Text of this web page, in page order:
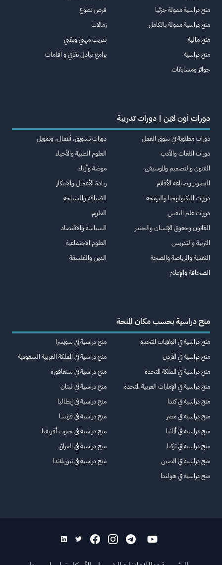
منح دراسية ممولة جزئيا
منح دراسية ممولة بالكامل
منح مالية
منح دراسية
جوائز ومسابقات
فرص تطوع
زمالات
تدريب مهني وتقني
برامج تبادل ثقافي و اقامات
دورات أون لاين | دورات تدريبة
دورات مطلوبة في سوق العمل
دورات اللغات والأدب
الفنون والتصميم والموسيقى
التصوير وصناعة الأفلام
دورات التكنولوجيا والبرمجة
دورات علم النفس
القانون وحقوق الإنسان والجندر
التربية والتدريس
التغذية والرياضة والصحة
الصحافة والإعلام
دورات تسويق، أعمال، وتمويل
العلوم الطبية والأحياء
موضة وأزياء
ريادة الأعمال والابتكار
الضيافة والسياحة
العلوم
السياسة والاقتصاد
العلوم الاجتماعية
الدين والفلسفة
منح دراسية بحسب مكان المنحة
منح دراسية في الولايات المتحدة
منح دراسية في الأردن
منح دراسية في المملكة المتحدة
منح دراسية في الإمارات العربية المتحدة
منح دراسية في كندا
منح دراسية في مصر
منح دراسية في ألمانيا
منح دراسية في تركيا
منح دراسية في الصين
منح دراسية في هولندا
منح دراسية في سويسرا
منح دراسية في المملكة العربية السعودية
منح دراسية في سنغافورة
منح دراسية في لبنان
منح دراسية في إيطاليا
منح دراسية في فرنسا
منح دراسية في جنوب أفريقيا
منح دراسية في العراق
منح دراسية في نيوزيلاندا